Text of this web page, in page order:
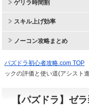
ゲリラ時間割
スキル上げ効率
ノーコン攻略まとめ
パズドラ初心者攻略.com TOP
ックの評価と使い道(アシスト
【パズドラ】ゼ